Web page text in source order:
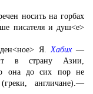
носить на горбах
писателя и душ<е>
Я. Хабих—
в страну Азии,
она до сих пор не
англичане).—